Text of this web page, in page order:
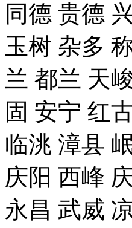
同德 贵德
玉树 杂多
兰 都兰 天
固 安宁 红
临洮 漳县
庆阳 西峰
永昌 武威